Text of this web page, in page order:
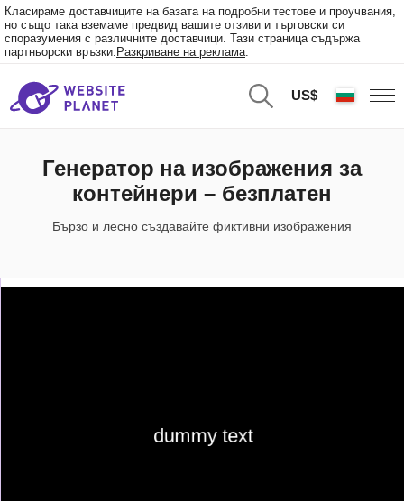
Класираме доставчиците на базата на подробни тестове и проучвания,
но също така вземаме предвид вашите отзиви и търговски си
споразумения с различните доставчици. Тази страница съдържа
партньорски връзки. Разкриване на реклама.
US$
Генератор на изображения за
контейнери – безплатен
Бързо и лесно създавайте фиктивни изображения